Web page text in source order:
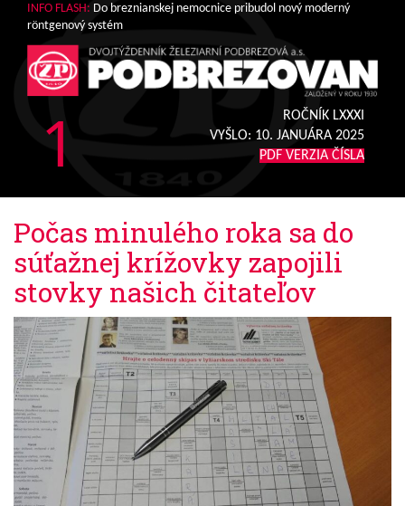
INFO FLASH: Do breznianskej nemocnice pribudol nový moderný
röntgenový systém
1
ROČNÍK LXXXI
VYŠLO: 10. JANUÁRA 2025
PDF VERZIA ČÍSLA
Počas minulého roka sa do
súťažnej krížovky zapojili
stovky našich čitateľov